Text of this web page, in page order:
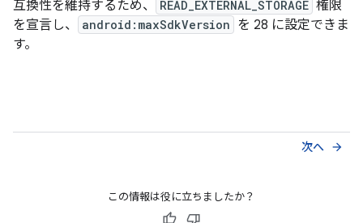
互換性を維持するため、
READ_EXTERNAL_STORAGE 権限
を宣言し、
android:maxSdkVersion を 28 に設定できま
す。
次へ arrow_forward
この情報は役に立ちましたか？